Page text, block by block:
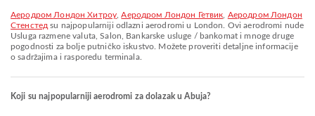
Аеродром Лондон Хитроу ,Аеродром Лондон Гетвик Аеродром Лондон
Стенстед su najpopularniji odlazni aerodromi u London. Ovi aerodromi nude
Usluga razmene valuta, Salon, Bankarske usluge / bankomat i mnoge druge
pogodnosti za bolje putničko iskustvo. Možete proveriti detaljne informacije
o sadržajima i rasporedu terminala.
Koji su najpopularniji aerodromi za dolazak u Abuja?